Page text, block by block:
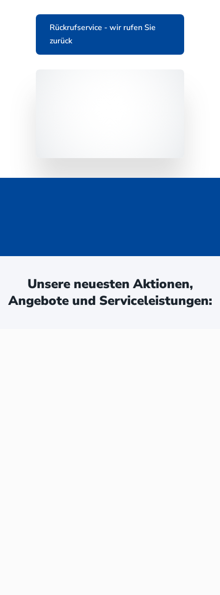
Rückrufservice - wir rufen Sie
zurück
Unsere neuesten Aktionen,
Angebote und Serviceleistungen: